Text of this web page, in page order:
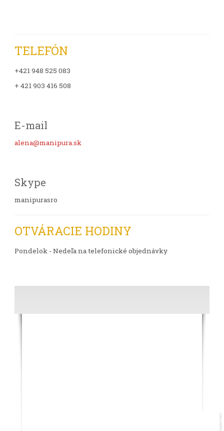
TELEFÓN
+421 948 525 083
+ 421 903 416 508
E-mail
alena@manipura.sk
Skype
manipurasro
OTVÁRACIE HODINY
Pondelok - Nedeľa na telefonické objednávky